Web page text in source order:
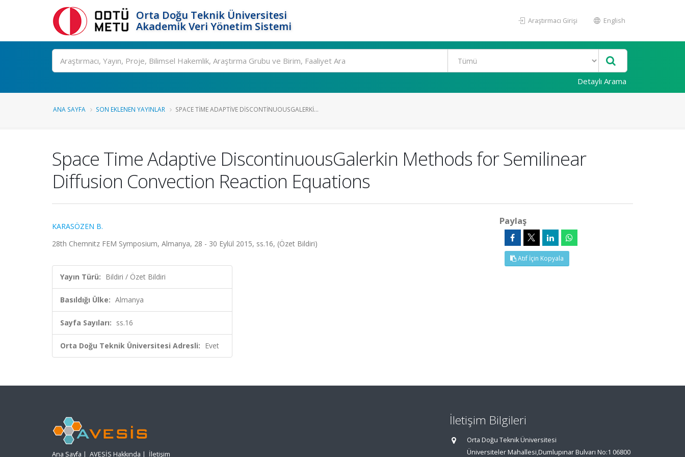
Orta Doğu Teknik Üniversitesi
Akademik Veri Yönetim Sistemi
Araştırmacı Girişi English
Ara
Detaylı Arama
ANA SAYFA SON EKLENEN YAYINLAR SPACE TIME ADAPTIVE DISCONTINUOUSGALERKI...
Space Time Adaptive DiscontinuousGalerkin Methods for Semilinear
Diffusion Convection Reaction Equations
KARASÖZEN B.
28th Chemnitz FEM Symposium, Almanya, 28 - 30 Eylül 2015, ss.16, (Özet Bildiri)
Yayın Türü: Bildiri / Özet Bildiri
Basıldığı Ülke: Almanya
Sayfa Sayıları: ss.16
Orta Doğu Teknik Üniversitesi Adresli: Evet
Paylaş
Atıf İçin Kopyala
Ana Sayfa | AVESİS Hakkında | İletişim
İletişim Bilgileri
Orta Doğu Teknik Üniversitesi
Üniversiteler Mahallesi,Dumlupınar Bulvarı No:1 06800